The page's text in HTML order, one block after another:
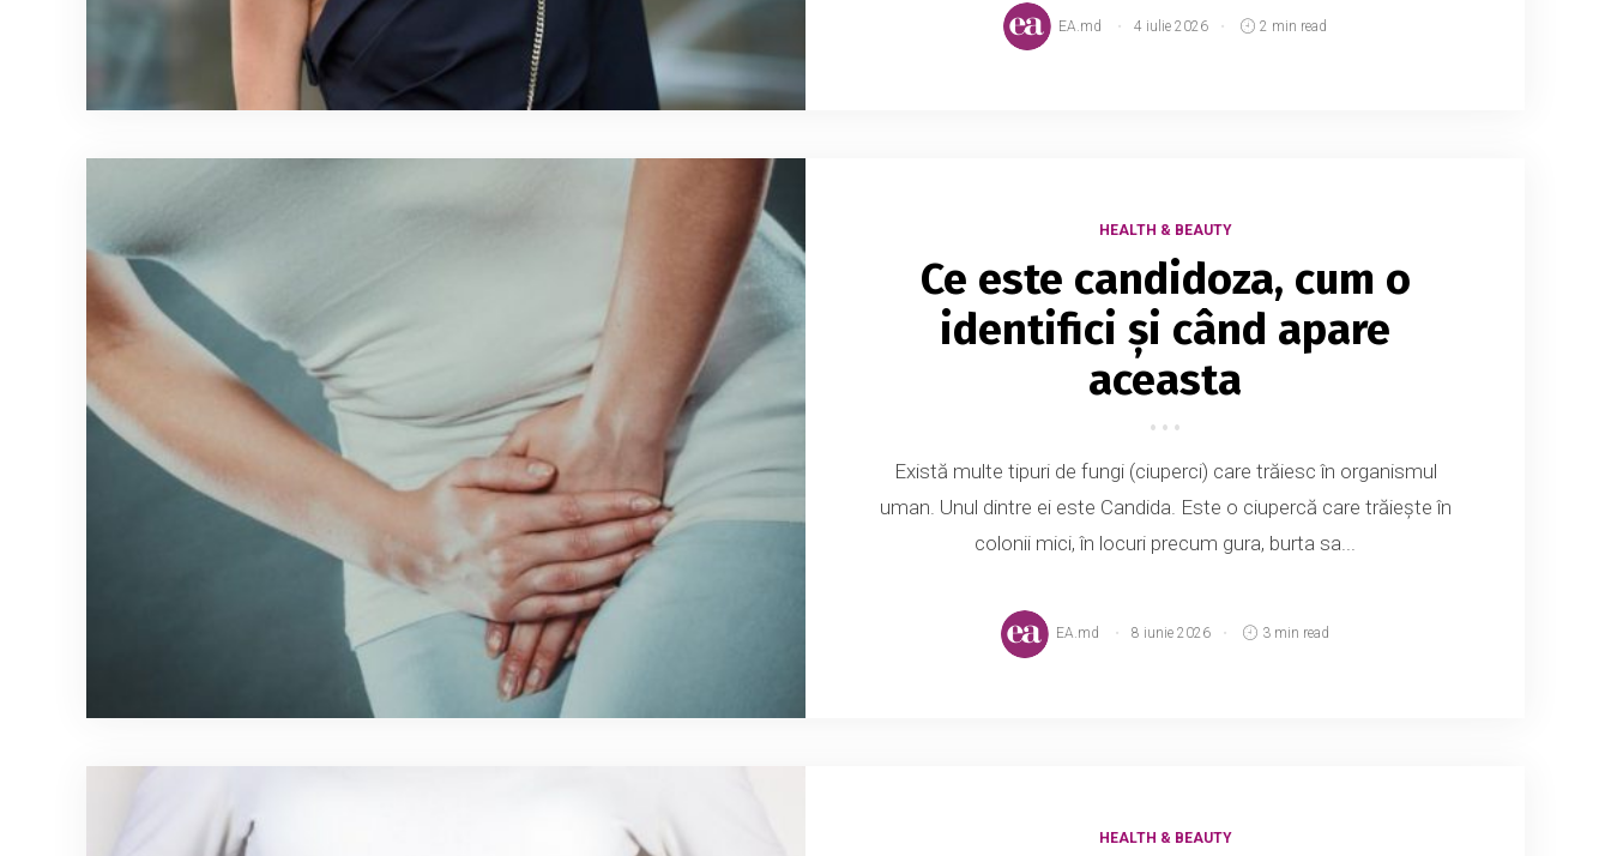
EA.md 4 iulie 2026 2 min read
HEALTH & BEAUTY
Ce este candidoza, cum o
identifici și când apare
aceasta
Există multe tipuri de fungi (ciuperci) care trăiesc în organismul
uman. Unul dintre ei este Candida. Este o ciupercă care trăiește în
colonii mici, în locuri precum gura, burta sa...
EA.md 8 iunie 2026 3 min read
HEALTH & BEAUTY